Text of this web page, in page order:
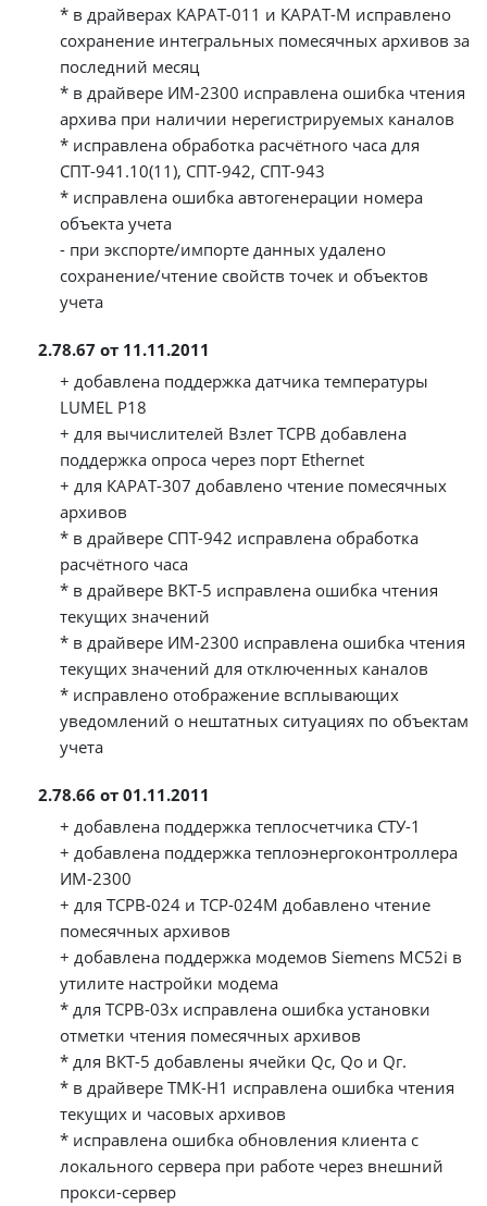
* в драйверах КАРАТ-011 и КАРАТ-М исправлено
сохранение интегральных помесячных архивов за
последний месяц
* в драйвере ИМ-2300 исправлена ошибка чтения
архива при наличии нерегистрируемых каналов
* исправлена обработка расчётного часа для
СПТ-941.10(11), СПТ-942, СПТ-943
* исправлена ошибка автогенерации номера
объекта учета
- при экспорте/импорте данных удалено
сохранение/чтение свойств точек и объектов
учета
2.78.67 от 11.11.2011
+ добавлена поддержка датчика температуры
LUMEL P18
+ для вычислителей Взлет ТСРВ добавлена
поддержка опроса через порт Ethernet
+ для КАРАТ-307 добавлено чтение помесячных
архивов
* в драйвере СПТ-942 исправлена обработка
расчётного часа
* в драйвере ВКТ-5 исправлена ошибка чтения
текущих значений
* в драйвере ИМ-2300 исправлена ошибка чтения
текущих значений для отключенных каналов
* исправлено отображение всплывающих
уведомлений о нештатных ситуациях по объектам
учета
2.78.66 от 01.11.2011
+ добавлена поддержка теплосчетчика СТУ-1
+ добавлена поддержка теплоэнергоконтроллера
ИМ-2300
+ для ТСРВ-024 и ТСР-024М добавлено чтение
помесячных архивов
+ добавлена поддержка модемов Siemens MC52i в
утилите настройки модема
* для ТСРВ-03х исправлена ошибка установки
отметки чтения помесячных архивов
* для ВКТ-5 добавлены ячейки Qс, Qо и Qг.
* в драйвере ТМК-Н1 исправлена ошибка чтения
текущих и часовых архивов
* исправлена ошибка обновления клиента с
локального сервера при работе через внешний
прокси-сервер